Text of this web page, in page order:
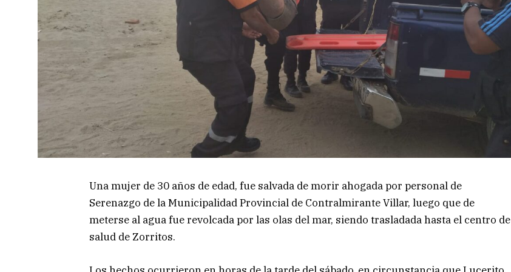
Una mujer de 30 años de edad, fue salvada de morir ahogada por personal de
Serenazgo de la Municipalidad Provincial de Contralmirante Villar, luego que de
meterse al agua fue revolcada por las olas del mar, siendo trasladada hasta el centro de
salud de Zorritos.